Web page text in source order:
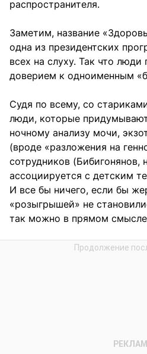
распространителя.
Заметим, название
одна из президентских
всех на слуху. Так что
доверием к одноименным
Судя по всему, со
люди, которые
ночному анализу мочи,
(вроде «разложения на
сотрудников (Бибигонянов,
ассоциируется с детским
И все бы ничего, если бы
«розыгрышей» не
так можно в прямом смысле